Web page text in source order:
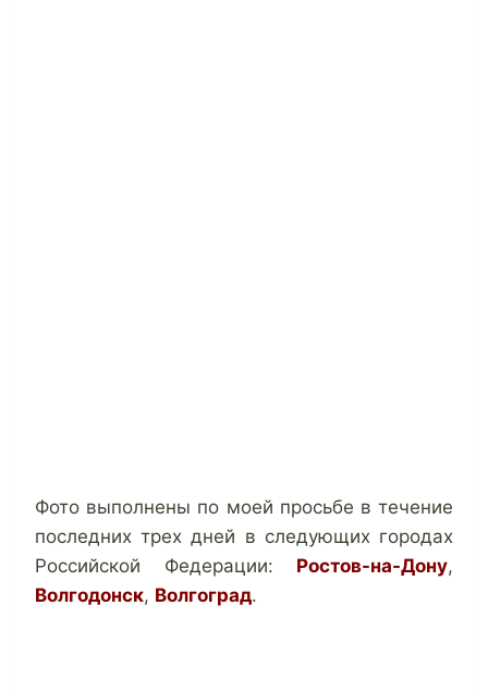
Фото выполнены по моей просьбе в течение
последних трех дней в следующих городах
Российской Федерации: Ростов-на-Дону,
Волгодонск, Волгоград.